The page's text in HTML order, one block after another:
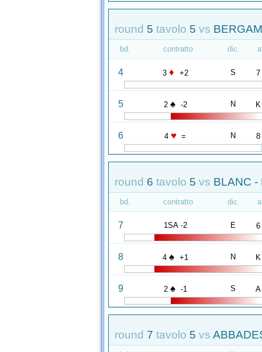
round 5 tavolo 5 vs
bd. contratto dic.
4 3 ♦ +2 S 7
5 2 ♠ -2 N K
6 4 ♥ = N 8
round 6 tavolo 5 vs BLANC -
bd. contratto dic.
7 1SA -2 E 6
8 4 ♠ +1 N K
9 2 ♠ -1 S A
round 7 tavolo 5 vs